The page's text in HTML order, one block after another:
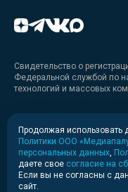
Свидетельство о
Федеральной службой по
технологий и массовых
Медиакит
Медиакит для печати
Политика
Продолжая использовать
Политики ООО
персональных данных
даете свое согласие на
Если вы не согласны с
сайт.